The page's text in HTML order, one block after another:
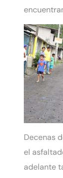
Decenas
el
adelante